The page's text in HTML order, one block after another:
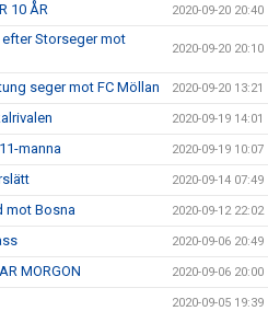
10 ÅR 2020-09-20 20:40
efter Storseger mot
2020-09-20 20:10
seger mot FC Möllan 2020-09-20 13:21
2020-09-19 14:01
manna 2020-09-19 10:07
2020-09-14 07:49
mot Bosna 2020-09-12 22:02
2020-09-06 20:49
MORGON 2020-09-06 20:00
2020-09-05 19:39